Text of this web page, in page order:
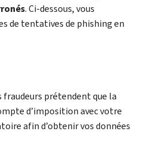
. Ci-dessous, vous
de tentatives de phishing en
fraudeurs prétendent que la
d’imposition avec votre
afin d’obtenir vos données